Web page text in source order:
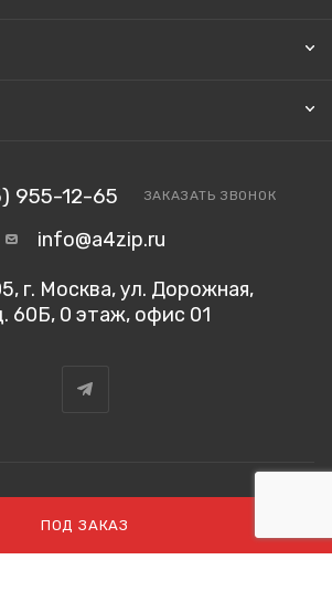
ПОД ЗАКАЗ
955-12-65 ЗАКАЗАТЬ ЗВОНОК
info@a4zip.ru
г. Москва, ул. Дорожная,
60Б, 0 этаж, офис 01
2026 ©